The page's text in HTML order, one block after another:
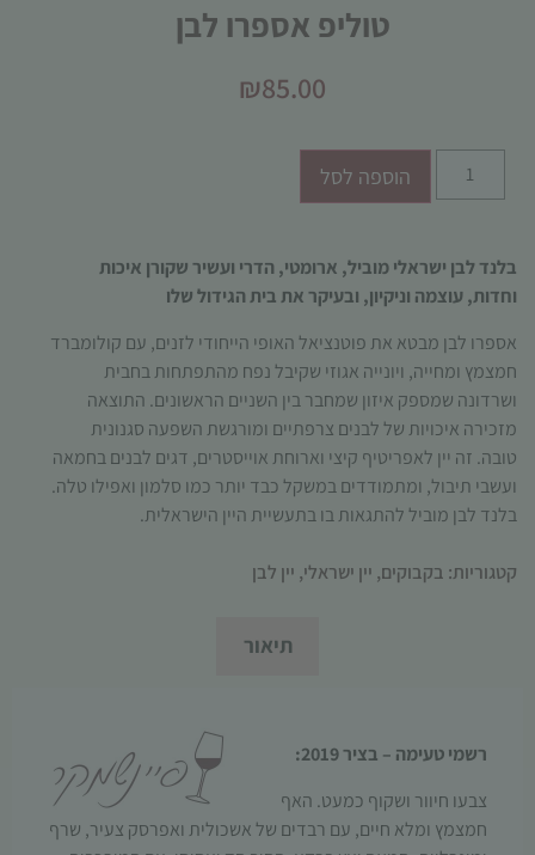
טוליפ אספרו לבן
₪85.00
הוספה לסל
בלנד לבן ישראלי מוביל, ארומטי, הדרי ועשיר שקורן איכות
וחדות, עוצמה וניקיון, ובעיקר את בית הגידול שלו
אספרו לבן מבטא את פוטנציאל האופי הייחודי לזנים, עם קולומברד
חמצמץ ומחייה, ויונייה אגוזי שקיבל נפח מהתפתחות בחבית
ושרדונה שמספק איזון שמחבר בין השניים הראשונים. התוצאה
מזכירה איכויות של לבנים צרפתיים ומורגשת השפעה סגנונית
טובה. זה יין לאפריטיף קיצי וארוחת אוייסטרים, דגים לבנים בחמאה
ועשבי תיבול, ומתמודדים במשקל כבד יותר כמו סלמון ואפילו טלה.
בלנד לבן מוביל להתגאות בו בתעשיית היין הישראלית.
קטגוריות: בקבוקים, יין ישראלי, יין לבן
תיאור
רשמי טעימה – בציר 2019:
צבעו חיוור ושקוף כמעט. האף
חמצמץ ומלא חיים, עם רבדים של אשכולית ואפרסק צעיר, שרף
קובצי
Cookie
סטטיסטיקות
כדי שנוכל
לשפר את
תפקוד האתר
בהתבסס על
אופן השימוש
באתר.
חוויית
לקובצי
Cookie
אלו, חלק
מהפונקציות
באתר